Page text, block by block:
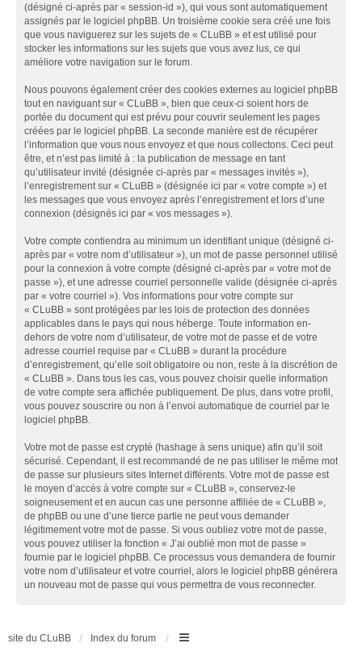
(désigné ci-après par « session-id »), qui vous sont automatiquement
assignés par le logiciel phpBB. Un troisième cookie sera créé une fois
que vous naviguerez sur les sujets de « CLuBB » et est utilisé pour
stocker les informations sur les sujets que vous avez lus, ce qui
améliore votre navigation sur le forum.
Nous pouvons également créer des cookies externes au logiciel phpBB
tout en naviguant sur « CLuBB », bien que ceux-ci soient hors de
portée du document qui est prévu pour couvrir seulement les pages
créées par le logiciel phpBB. La seconde manière est de récupérer
l’information que vous nous envoyez et que nous collectons. Ceci peut
être, et n’est pas limité à : la publication de message en tant
qu’utilisateur invité (désignée ci-après par « messages invités »),
l’enregistrement sur « CLuBB » (désignée ici par « votre compte ») et
les messages que vous envoyez après l’enregistrement et lors d’une
connexion (désignés ici par « vos messages »).
Votre compte contiendra au minimum un identifiant unique (désigné ci-
après par « votre nom d’utilisateur »), un mot de passe personnel utilisé
pour la connexion à votre compte (désigné ci-après par « votre mot de
passe »), et une adresse courriel personnelle valide (désignée ci-après
par « votre courriel »). Vos informations pour votre compte sur
« CLuBB » sont protégées par les lois de protection des données
applicables dans le pays qui nous héberge. Toute information en-
dehors de votre nom d’utilisateur, de votre mot de passe et de votre
adresse courriel requise par « CLuBB » durant la procédure
d’enregistrement, qu’elle soit obligatoire ou non, reste à la discrétion de
« CLuBB ». Dans tous les cas, vous pouvez choisir quelle information
de votre compte sera affichée publiquement. De plus, dans votre profil,
vous pouvez souscrire ou non à l’envoi automatique de courriel par le
logiciel phpBB.
Votre mot de passe est crypté (hashage à sens unique) afin qu’il soit
sécurisé. Cependant, il est recommandé de ne pas utiliser le même mot
de passe sur plusieurs sites Internet différents. Votre mot de passe est
le moyen d’accès à votre compte sur « CLuBB », conservez-le
soigneusement et en aucun cas une personne affiliée de « CLuBB »,
de phpBB ou une d’une tierce partie ne peut vous demander
légitimement votre mot de passe. Si vous oubliez votre mot de passe,
vous pouvez utiliser la fonction « J’ai oublié mon mot de passe »
fournie par le logiciel phpBB. Ce processus vous demandera de fournir
votre nom d’utilisateur et votre courriel, alors le logiciel phpBB générera
un nouveau mot de passe qui vous permettra de vous reconnecter.
site du CLuBB Index du forum